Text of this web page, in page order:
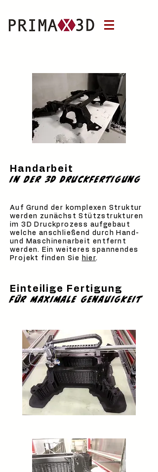
Handarbeit
in der 3D Druckfertigung
Auf Grund der komplexen Struktur
werden zunächst Stützstrukturen
im 3D Druckprozess aufgebaut
welche anschließend durch Hand-
und Maschinenarbeit entfernt
werden. Ein weiteres spannendes
Projekt finden Sie
hier.
Einteilige Fertigung
für maximale genauigkeit